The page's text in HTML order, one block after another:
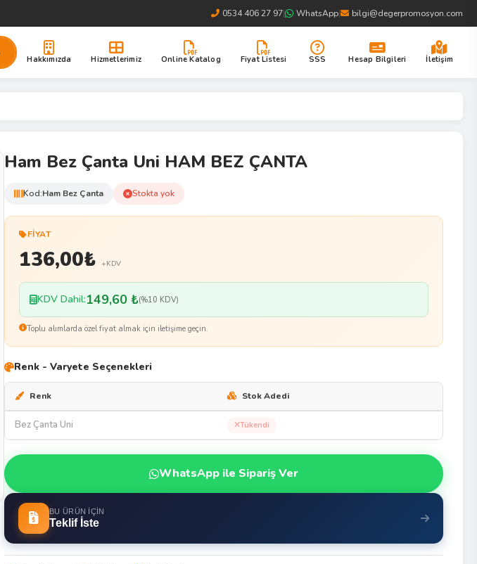
0534 406 27 97| WhatsApp| bilgi@degerpromosyon.com
Hakkımızda Hizmetlerimiz Online Katalog Fiyat Listesi SSS Hesap Bilgileri İletişim
Ham Bez Çanta Uni HAM BEZ ÇANTA
Kod:Ham Bez Çanta Stokta yok
FIYAT
136,00₺ +KDV
KDV Dahil:149,60 ₺(%10 KDV)
Toplu alımlarda özel fiyat almak için iletişime geçin.
Renk - Varyete Seçenekleri
Renk Stok Adedi
Bez Çanta Uni Tükendi
WhatsApp ile Sipariş Ver
BU ÜRÜN İÇIN
Teklif İste